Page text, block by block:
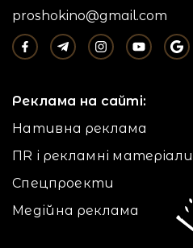
proshokino@gmail.com
Реклама на сайті:
Нативна реклама
ПR і рекламні матеріали
Спецпроекти
Медійна реклама